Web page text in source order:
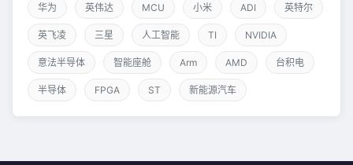
华为 英伟达 MCU 小米 ADI 英特尔
英飞凌 三星 人工智能 TI NVIDIA
意法半导体 智能座舱 Arm AMD 台积电
半导体 FPGA ST 新能源汽车